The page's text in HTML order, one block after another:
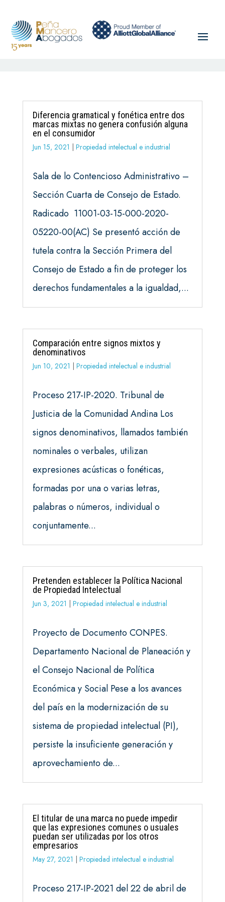
Diferencia gramatical y fonética entre dos
marcas mixtas no genera confusión alguna
en el consumidor
Jun 15, 2021 Propiedad intelectual e industrial
Sala de lo Contencioso Administrativo –
Sección Cuarta de Consejo de Estado.
Radicado 11001-03-15-000-2020-
05220-00(AC) Se presentó acción de
tutela contra la Sección Primera del
Consejo de Estado a fin de proteger los
derechos fundamentales a la igualdad,...
Comparación entre signos mixtos y
denominativos
Jun 10, 2021 Propiedad intelectual e industrial
Proceso 217-IP-2020. Tribunal de
Justicia de la Comunidad Andina Los
signos denominativos, llamados también
nominales o verbales, utilizan
expresiones acústicas o fonéticas,
formadas por una o varias letras,
palabras o números, individual o
conjuntamente...
Pretenden establecer la Política Nacional
de Propiedad Intelectual
Jun 3, 2021 Propiedad intelectual e industrial
Proyecto de Documento CONPES.
Departamento Nacional de Planeación y
el Consejo Nacional de Política
Económica y Social Pese a los avances
del país en la modernización de su
sistema de propiedad intelectual (PI),
persiste la insuficiente generación y
aprovechamiento de...
El titular de una marca no puede impedir
que las expresiones comunes o usuales
puedan ser utilizadas por los otros
empresarios
May 27, 2021 Propiedad intelectual e industrial
Proceso 217-IP-2021 del 22 de abril de